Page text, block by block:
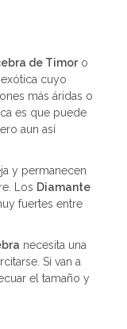
de Timoro
exótica cuyo
más áridas o
es que puede
aun así
y permanecen
Los Diamante
fuertes entre
necesita una
Si van a
el tamaño y